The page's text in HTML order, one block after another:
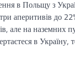
в Польщу з
аперитивів до
але на наземних
в Україну,